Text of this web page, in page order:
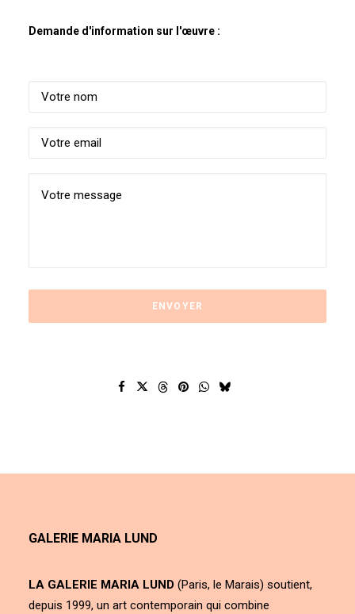
Demande d'information sur l'œuvre :
GALERIE MARIA LUND
LA GALERIE MARIA LUND (Paris, le Marais) soutient,
depuis 1999, un art contemporain qui combine